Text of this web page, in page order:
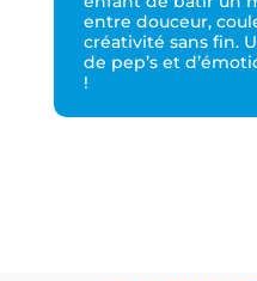
entre douceur,
créativité sans fin.
de pep’s et
!